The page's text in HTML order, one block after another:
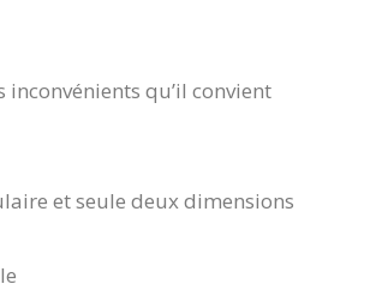
qu’il convient
et seule deux dimensions